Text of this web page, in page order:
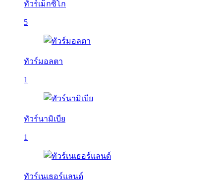
ทัวร์เม็กซิโก
5
ทัวร์มอลตา
1
ทัวร์นามิเบีย
1
ทัวร์เนเธอร์แลนด์